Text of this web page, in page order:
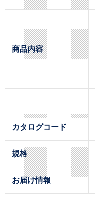
商品内容
カタログコード
規格
お届け情報